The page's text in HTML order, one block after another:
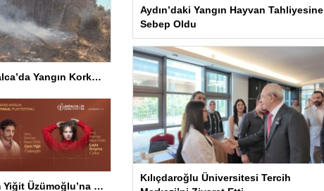
Çatalca’da Yangın Korkuttu
Cem Yiğit Üzümoğlu’na Genç Başarı Ödülü
Aydın’daki Yangın Hayvan Tahliyesine
Sebep Oldu
Kılıçdaroğlu Üniversitesi Tercih